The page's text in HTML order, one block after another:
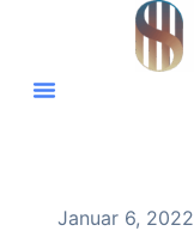
Januar 6, 2022